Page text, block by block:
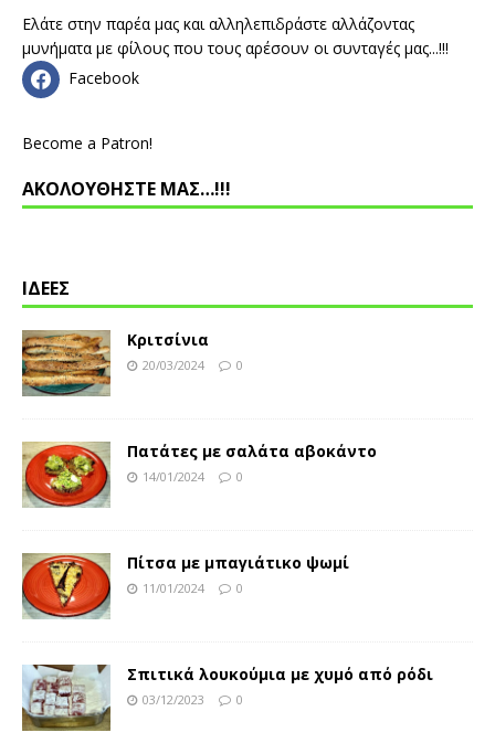
Ελάτε στην παρέα μας και αλληλεπιδράστε αλλάζοντας
μυνήματα με φίλους που τους αρέσουν οι συνταγές μας...!!!
Facebook
Become a Patron!
ΑΚΟΛΟΥΘΗΣΤΕ ΜΑΣ…!!!
ΙΔΕΕΣ
Κριτσίνια
20/03/2024 0
Πατάτες με σαλάτα αβοκάντο
14/01/2024 0
Πίτσα με μπαγιάτικο ψωμί
11/01/2024 0
Σπιτικά λουκούμια με χυμό από ρόδι
03/12/2023 0